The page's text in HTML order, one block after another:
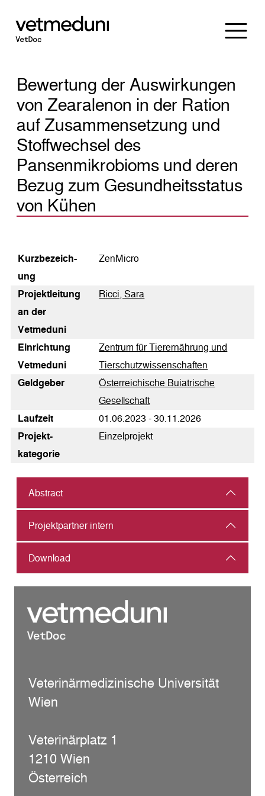
Bewertung der Auswirkungen
von Zearalenon in der Ration
auf Zusammensetzung und
Stoffwechsel des
Pansenmikrobioms und deren
Bezug zum Gesundheitsstatus
von Kühen
Kurz­bezeich­
ung
ZenMicro
Pro­jekt­lei­tung
an der
Vetmeduni
Ricci, Sara
Einrichtung
Vetmeduni
Zentrum für Tierernährung und
Tierschutzwissenschaften
Geldgeber
Österreichische Buiatrische
Gesellschaft
Laufzeit
01.06.2023 - 30.11.2026
Pro­jekt­
kategorie
Einzelprojekt
Abstract
Projektpartner intern
Download
Veterinärmedizinische Universität
Wien
Veterinärplatz 1
1210 Wien
Österreich